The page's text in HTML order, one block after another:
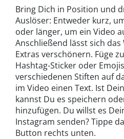
Bring Dich in Position und
Auslöser: Entweder kurz,
oder länger, um ein Video
Anschließend lässt sich
Extras verschönern. Füge
Hashtag-Sticker oder
verschiedenen Stiften auf
im Video einen Text. Ist
kannst Du es speichern
hinzufügen. Du willst es
Instagram senden? Tippe
Button rechts unten.